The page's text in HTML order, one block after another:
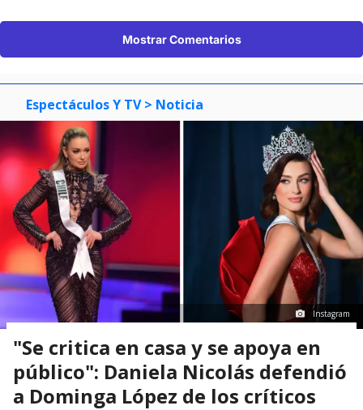
Mostrar Comentarios
Espectáculos Y TV > Noticia
Instagram
"Se critica en casa y se apoya en
público": Daniela Nicolás defendió
a Dominga López de los críticos